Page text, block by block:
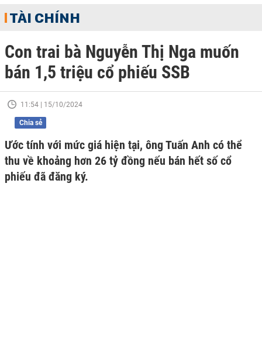
TÀI CHÍNH
Con trai bà Nguyễn Thị Nga muốn
bán 1,5 triệu cổ phiếu SSB
11:54 | 15/10/2024
Chia sẻ
Ước tính với mức giá hiện tại, ông Tuấn Anh có thể
thu về khoảng hơn 26 tỷ đồng nếu bán hết số cổ
phiếu đã đăng ký.